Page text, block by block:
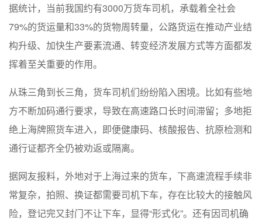
据统计，当前我国约有3000万货车司机，承载着全社会
79%的货运量和33%的货物周转量，公路货运在推动产业结
构升级、加快生产要素流通、转变经济发展方式等方面都发
挥着至关重要的作用。
从珠三角到长三角，货车司机们纷纷陷入困境。比如有些地
方不断加码通行要求，导致在高速路口长时间滞留；多地拒
绝上海牌照货车进入，即便健康码、核酸报告、抗原检测和
通行证都齐全仍被劝返或隔离。
据网友报料，外地对于上海过来的货车，下高速流程手续非
常复杂，拍照、换证都需要司机下车，存在比较大的接触风
险，登记完又封门不让下车，显得“形式化”。还有因司机确